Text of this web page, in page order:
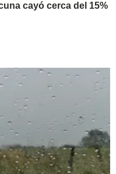
cayó cerca del 15%